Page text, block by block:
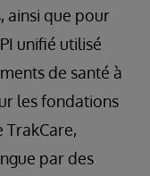
ainsi que pour
unifié utilisé
de santé à
les fondations
par des